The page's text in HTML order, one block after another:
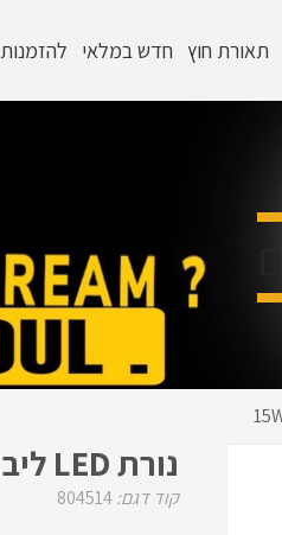
תאורת חוץ חדש במלאי להזמנות
נורת LED ליבון A60 E14-אור קר-15W E14
קוד דגם:804514